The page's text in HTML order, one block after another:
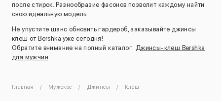
после стирок. Разнообразие фасонов позволит каждому найти
свою идеальную модель.
Не упустите шанс обновить гардероб, заказывайте джинсы
клеш от Bershka уже сегодня!
Обратите внимание на полный каталог: Джинсы-клеш Bershka
для мужчин
Главная Мужское Джинсы Клёш